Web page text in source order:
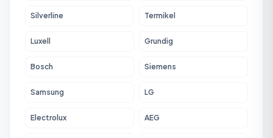
Silverline Termikel
Luxell Grundig
Bosch Siemens
Samsung LG
Electrolux AEG